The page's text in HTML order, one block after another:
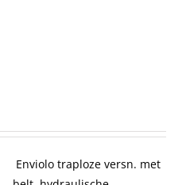
Enviolo traploze versn. met